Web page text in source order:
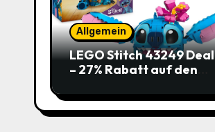
Allgemein
LEGO Stitch 43249 Deal
– 27% Rabatt auf den